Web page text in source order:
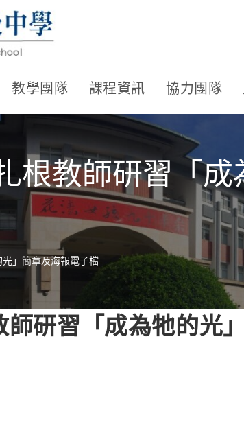
教學團隊 課程資訊 協力團隊
根教師研習「
」簡章及海報電子檔
師研習「成為牠的光